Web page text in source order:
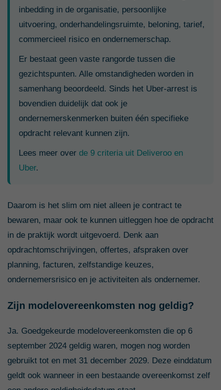
inbedding in de organisatie, persoonlijke
uitvoering, onderhandelingsruimte, beloning, tarief,
commercieel risico en ondernemerschap.
Er bestaat geen vaste rangorde tussen die
gezichtspunten. Alle omstandigheden worden in
samenhang beoordeeld. Sinds het Uber-arrest is
bovendien duidelijk dat ook je
ondernemerskenmerken buiten één specifieke
opdracht relevant kunnen zijn.
Lees meer over de 9 criteria uit Deliveroo en
Uber.
Daarom is het slim om niet alleen je contract te
bewaren, maar ook te kunnen uitleggen hoe de opdracht
in de praktijk wordt uitgevoerd. Denk aan
opdrachtomschrijvingen, offertes, afspraken over
planning, facturen, zelfstandige keuzes,
ondernemersrisico en je activiteiten als ondernemer.
Zijn modelovereenkomsten nog geldig?
Ja. Goedgekeurde modelovereenkomsten die op 6
september 2024 geldig waren, mogen nog worden
gebruikt tot en met 31 december 2029. Deze einddatum
geldt ook wanneer in een bestaande overeenkomst zelf